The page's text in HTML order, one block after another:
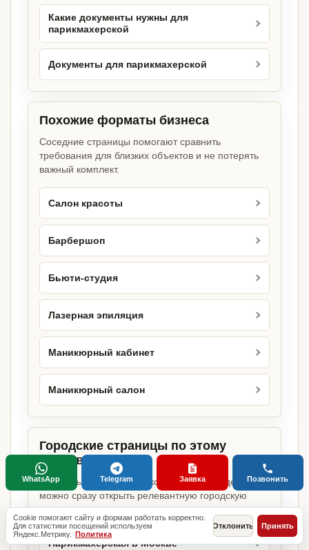
Какие документы нужны для
парикмахерской
Документы для парикмахерской
Похожие форматы бизнеса
Соседние страницы помогают сравнить
требования для близких объектов и не потерять
важный комплект.
Салон красоты
Барбершоп
Бьюти-студия
Лазерная эпиляция
Маникюрный кабинет
Маникюрный салон
Городские страницы по этому
направлению
Если объект работает в конкретном городе,
можно сразу открыть релевантную городскую
страницу.
Парикмахерская в Москве
Cookie помогают сайту и формам работать корректно.
Для статистики посещений используем
Яндекс.Метрику. Политика
Отклонить Принять
WhatsApp Telegram Заявка Позвонить